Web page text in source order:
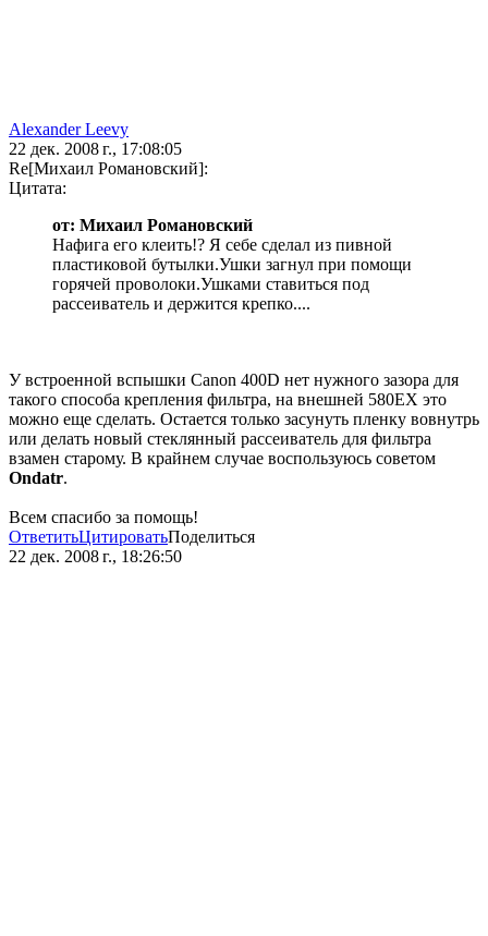
Alexander Leevy
22 дек. 2008 г., 17:08:05
Re[Михаил Романовский]:
Цитата:
от: Михаил Романовский
Нафига его клеить!? Я себе сделал из пивной
пластиковой бутылки.Ушки загнул при помощи
горячей проволоки.Ушками ставиться под
рассеиватель и держится крепко....
У встроенной вспышки Canon 400D нет нужного зазора для
такого способа крепления фильтра, на внешней 580EX это
можно еще сделать. Остается только засунуть пленку вовнутрь
или делать новый стеклянный рассеиватель для фильтра
взамен старому. В крайнем случае воспользуюсь советом
Ondatr.
Всем спасибо за помощь!
ОтветитьЦитироватьПоделиться
22 дек. 2008 г., 18:26:50